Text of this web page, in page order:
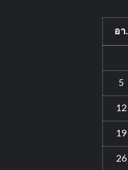
อา.
5
12
19
26